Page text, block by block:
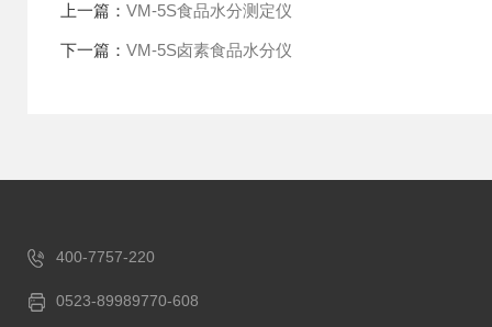
上一篇： VM-5S食品水分测定仪
下一篇： VM-5S卤素食品水分仪
400-7757-220
0523-89989770-608